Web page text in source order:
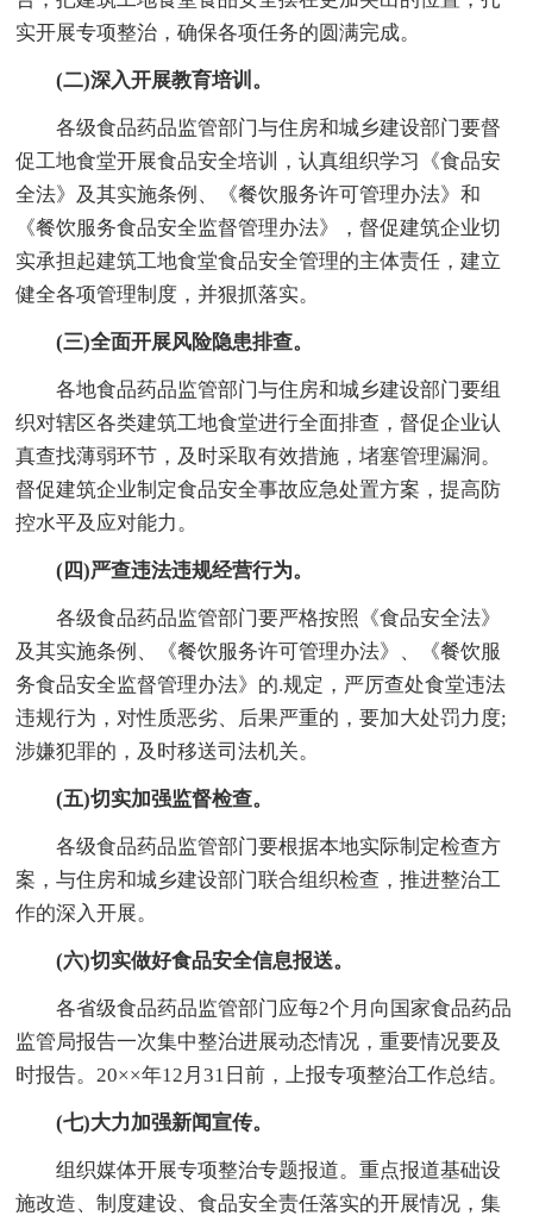
实开展专项整治，确保各项任务的圆满完成。
(二)深入开展教育培训。
各级食品药品监管部门与住房和城乡建设部门要督
促工地食堂开展食品安全培训，认真组织学习《食品安
全法》及其实施条例、《餐饮服务许可管理办法》和
《餐饮服务食品安全监督管理办法》，督促建筑企业切
实承担起建筑工地食堂食品安全管理的主体责任，建立
健全各项管理制度，并狠抓落实。
(三)全面开展风险隐患排查。
各地食品药品监管部门与住房和城乡建设部门要组
织对辖区各类建筑工地食堂进行全面排查，督促企业认
真查找薄弱环节，及时采取有效措施，堵塞管理漏洞。
督促建筑企业制定食品安全事故应急处置方案，提高防
控水平及应对能力。
(四)严查违法违规经营行为。
各级食品药品监管部门要严格按照《食品安全法》
及其实施条例、《餐饮服务许可管理办法》、《餐饮服
务食品安全监督管理办法》的.规定，严厉查处食堂违法
违规行为，对性质恶劣、后果严重的，要加大处罚力度;
涉嫌犯罪的，及时移送司法机关。
(五)切实加强监督检查。
各级食品药品监管部门要根据本地实际制定检查方
案，与住房和城乡建设部门联合组织检查，推进整治工
作的深入开展。
(六)切实做好食品安全信息报送。
各省级食品药品监管部门应每2个月向国家食品药品
监管局报告一次集中整治进展动态情况，重要情况要及
时报告。20××年12月31日前，上报专项整治工作总结。
(七)大力加强新闻宣传。
组织媒体开展专项整治专题报道。重点报道基础设
施改造、制度建设、食品安全责任落实的开展情况，集